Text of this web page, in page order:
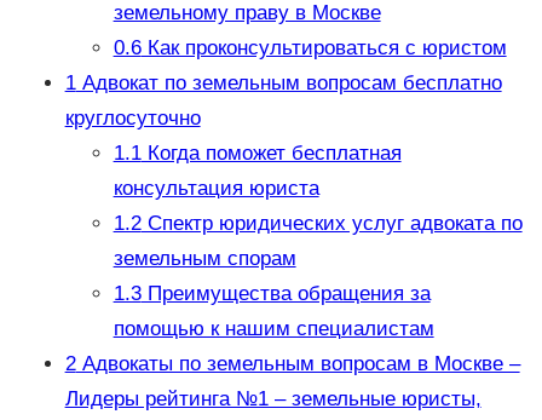
земельному праву в Москве
0.6Как проконсультироваться с юристом
1Адвокат по земельным вопросам бесплатно
круглосуточно
1.1Когда поможет бесплатная
консультация юриста
1.2Спектр юридических услуг адвоката по
земельным спорам
1.3Преимущества обращения за
помощью к нашим специалистам
2Адвокаты по земельным вопросам в Москве –
Лидеры рейтинга №1 – земельные юристы,